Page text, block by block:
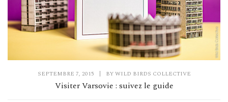
SEPTEMBRE 7, 2015 | BYWILD BIRDS COLLECTIVE
Visiter Varsovie : suivez le guide